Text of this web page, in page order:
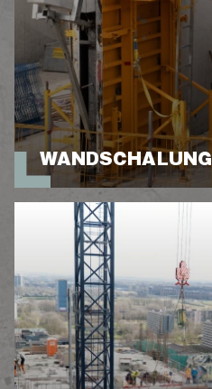
WANDSCHALUNG